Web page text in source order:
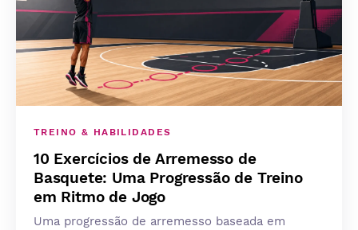
TREINO & HABILIDADES
10 Exercícios de Arremesso de
Basquete: Uma Progressão de Treino
em Ritmo de Jogo
Uma progressão de arremesso baseada em